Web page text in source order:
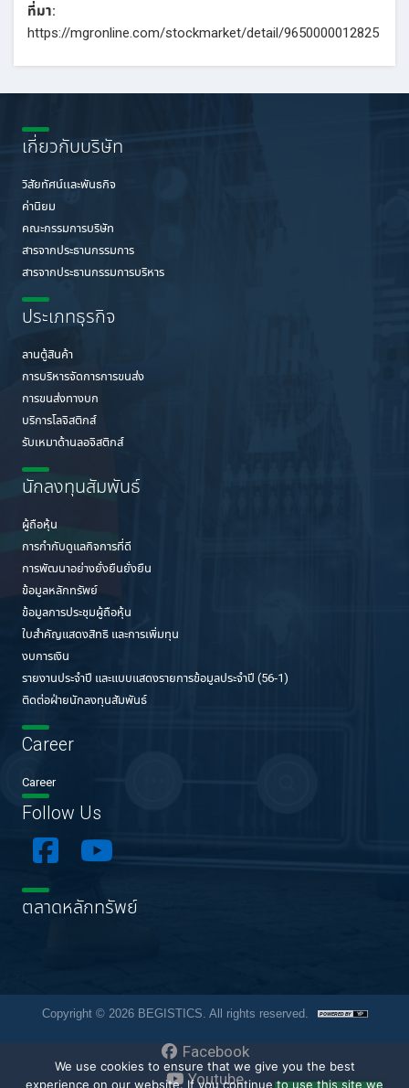
ที่มา:
https://mgronline.com/stockmarket/detail/9650000012825
เกี่ยวกับบริษัท
วิสัยทัศน์เเละพันธกิจ
ค่านิยม
คณะกรรมการบริษัท
สารจากประธานกรรมการ
สารจากประธานกรรมการบริหาร
ประเภทธุรกิจ
ลานตู้สินค้า
การบริหารจัดการการขนส่ง
การขนส่งทางบก
บริการโลจิสติกส์
รับเหมาด้านลอจิสติกส์
นักลงทุนสัมพันธ์
ผู้ถือหุ้น
การกำกับดูแลกิจการที่ดี
การพัฒนาอย่างยั่งยืนยั่งยืน
ข้อมูลหลักทรัพย์
ข้อมูลการประชุมผู้ถือหุ้น
ใบสำคัญแสดงสิทธิ และการเพิ่มทุน
งบการเงิน
รายงานประจำปี และแบบแสดงรายการข้อมูลประจำปี (56-1)
ติดต่อฝ่ายนักลงทุนสัมพันธ์
Career
Career
Follow Us
ตลาดหลักทรัพย์
Copyright © 2026 BEGISTICS. All rights reserved.
Facebook
Youtube
We use cookies to ensure that we give you the best
experience on our website. If you continue to use this site we